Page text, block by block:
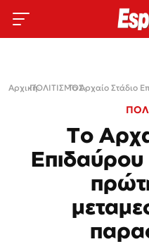
Αρχική›
ΠΟΛΙΤΙΣΜΟΣ›
Το
Επιδαύρου